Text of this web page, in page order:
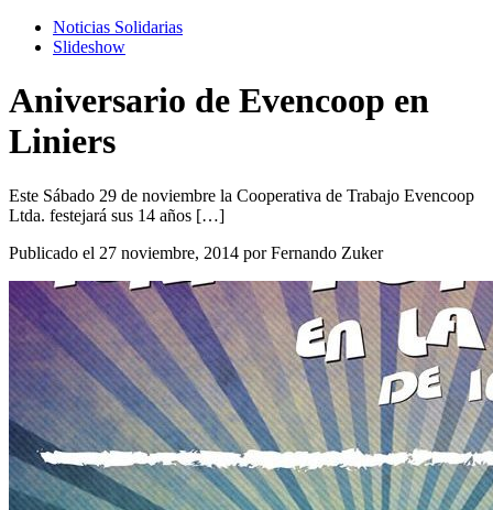
Noticias Solidarias
Slideshow
Aniversario de Evencoop en
Liniers
Este Sábado 29 de noviembre la Cooperativa de Trabajo Evencoop
Ltda. festejará sus 14 años […]
Publicado el 27 noviembre, 2014 por Fernando Zuker